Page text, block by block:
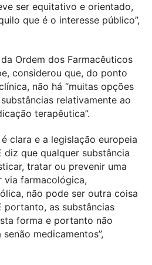
ser equitativo e orientado,
que é o interesse público”,
Ordem dos Farmacêuticos
considerou que, do ponto
não há “muitas opções
relativamente ao
terapêutica”.
clara e a legislação europeia
diz que qualquer substância
tratar ou prevenir uma
via farmacológica,
não pode ser outra coisa
portanto, as substâncias
forma e portanto não
medicamentos”,